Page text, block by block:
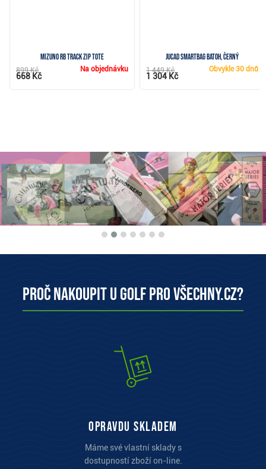
Mizuno RB Track Zip Tote
Na objednávku
899 Kč
668 Kč
JuCad Smartbag batoh, černý
Obvykle30 dnů
1 449 Kč
1 304 Kč
Proč nakoupit u Golf pro všechny.cz?
opravdu skladem
Máme své vlastní sklady s
dostupností zboží on-line.